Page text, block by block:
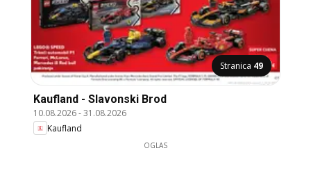
Stranica 49
Kaufland - Slavonski Brod
10.08.2026-31.08.2026
Kaufland
OGLAS